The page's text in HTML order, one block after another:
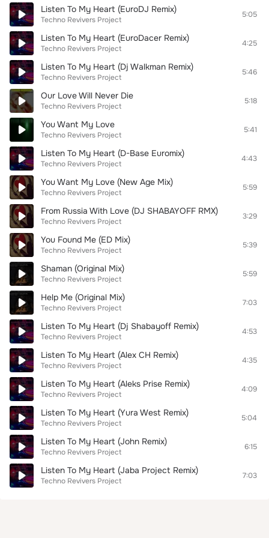
Listen To My Heart (EuroDJ Remix)
Techno Revivers Project
5:05
Listen To My Heart (EuroDacer Remix)
Techno Revivers Project
4:25
Listen To My Heart (Dj Walkman Remix)
Techno Revivers Project
5:46
Our Love Will Never Die
Techno Revivers Project
5:18
You Want My Love
Techno Revivers Project
5:41
Listen To My Heart (D-Base Euromix)
Techno Revivers Project
4:43
You Want My Love (New Age Mix)
Techno Revivers Project
5:59
From Russia With Love (DJ SHABAYOFF RMX)
Techno Revivers Project
3:29
You Found Me (ED Mix)
Techno Revivers Project
5:39
Shaman (Original Mix)
Techno Revivers Project
5:59
Help Me (Original Mix)
Techno Revivers Project
7:03
Listen To My Heart (Dj Shabayoff Remix)
Techno Revivers Project
4:53
Listen To My Heart (Alex CH Remix)
Techno Revivers Project
4:35
Listen To My Heart (Aleks Prise Remix)
Techno Revivers Project
4:09
Listen To My Heart (Yura West Remix)
Techno Revivers Project
5:04
Listen To My Heart (John Remix)
Techno Revivers Project
6:15
Listen To My Heart (Jaba Project Remix)
Techno Revivers Project
7:03